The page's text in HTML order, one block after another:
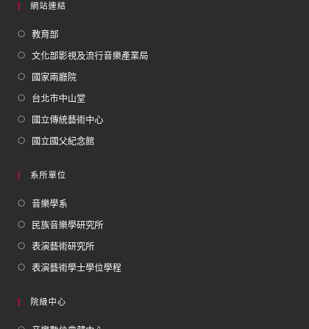
網站連結
教育部
文化部影視及流行音樂產業局
國家兩廳院
台北市中山堂
國立傳統藝術中心
國立國父紀念館
系所單位
音樂學系
民族音樂學研究所
表演藝術研究所
表演藝術學士學位學程
院級中心